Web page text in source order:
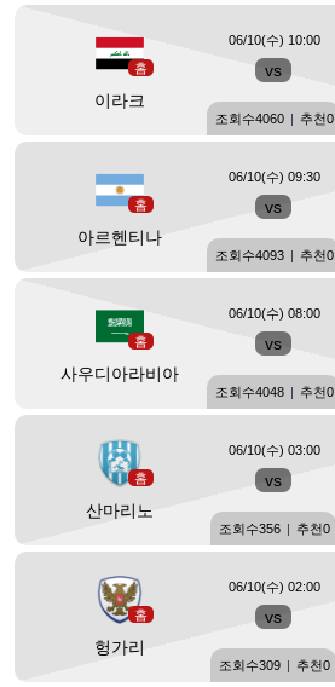
홈
이라크
vs
06/10(수) 10:00
조회수4060 | 추천0
홈
아르헨티나
vs
06/10(수) 09:30
조회수4093 | 추천0
홈
사우디아라비아
vs
06/10(수) 08:00
조회수4048 | 추천0
홈
산마리노
vs
06/10(수) 03:00
조회수356 | 추천0
홈
헝가리
vs
06/10(수) 02:00
조회수309 | 추천0